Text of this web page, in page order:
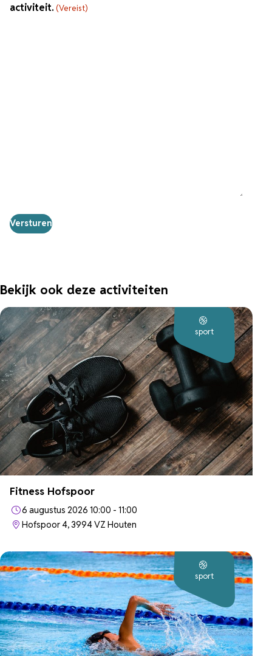
activiteit. (Vereist)
Bekijk ook deze activiteiten
sport
Fitness Hofspoor
6 augustus 2026 10:00 - 11:00
Hofspoor 4, 3994 VZ Houten
sport